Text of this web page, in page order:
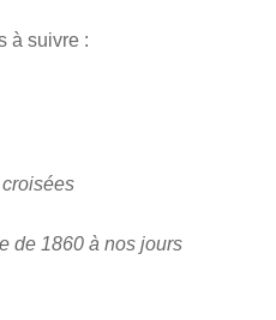
à suivre :
de 1860 à nos jours